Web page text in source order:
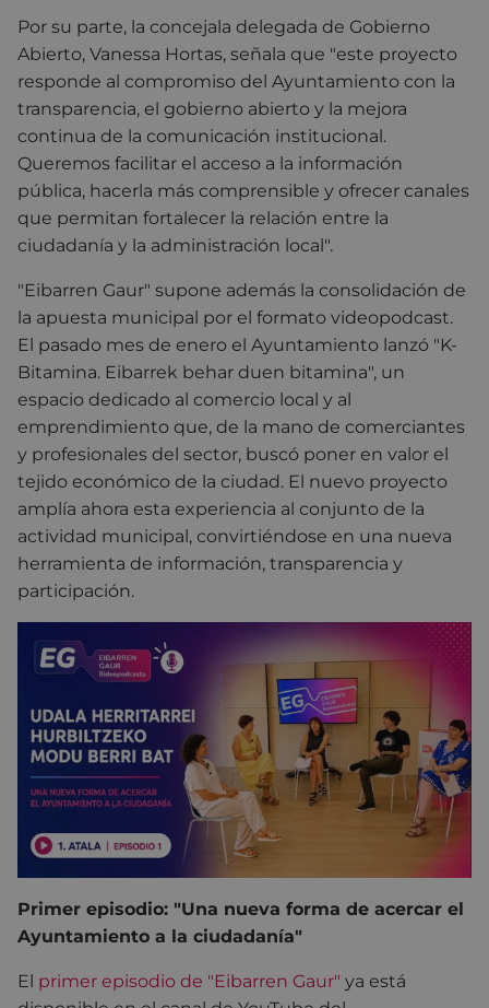
Por su parte, la concejala delegada de Gobierno
Abierto, Vanessa Hortas, señala que "este proyecto
responde al compromiso del Ayuntamiento con la
transparencia, el gobierno abierto y la mejora
continua de la comunicación institucional.
Queremos facilitar el acceso a la información
pública, hacerla más comprensible y ofrecer canales
que permitan fortalecer la relación entre la
ciudadanía y la administración local".
"Eibarren Gaur" supone además la consolidación de
la apuesta municipal por el formato videopodcast.
El pasado mes de enero el Ayuntamiento lanzó "K-
Bitamina. Eibarrek behar duen bitamina", un
espacio dedicado al comercio local y al
emprendimiento que, de la mano de comerciantes
y profesionales del sector, buscó poner en valor el
tejido económico de la ciudad. El nuevo proyecto
amplía ahora esta experiencia al conjunto de la
actividad municipal, convirtiéndose en una nueva
herramienta de información, transparencia y
participación.
Primer episodio: "Una nueva forma de acercar el
Ayuntamiento a la ciudadanía"
El primer episodio de "Eibarren Gaur" ya está